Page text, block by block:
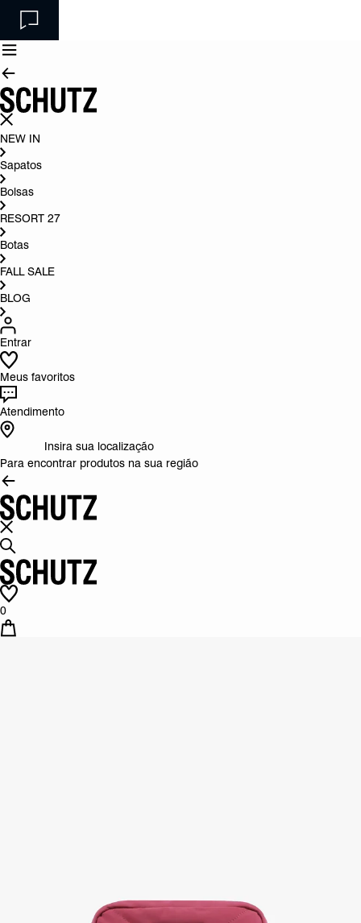
NEW IN
Sapatos
Bolsas
RESORT 27
Botas
FALL SALE
BLOG
Entrar
Meus favoritos
Atendimento
Insira sua localização
Para encontrar produtos na sua região
0